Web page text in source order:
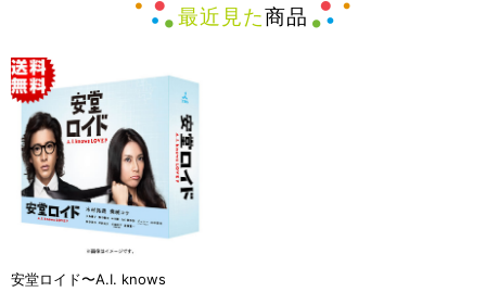
最近見た商品
安堂ロイド〜A.I. knows